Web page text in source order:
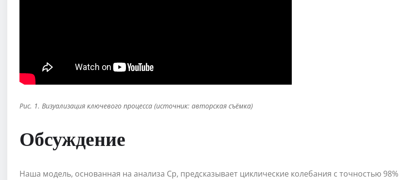
Рис. 1. Визуализация ключевого процесса (источник: авторская съёмка)
Обсуждение
Наша модель, основанная на анализа Cp, предсказывает циклические колебания с точностью 98%